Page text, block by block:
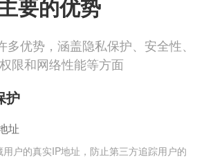
要的优势
优势，涵盖隐私保护、安全性、
限和网络性能等方面
护
址
用户的真实IP地址，防止第三方追踪用户的